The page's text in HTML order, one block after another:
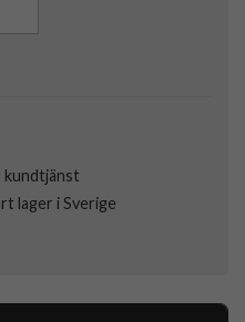
kundtjänst
lager i Sverige